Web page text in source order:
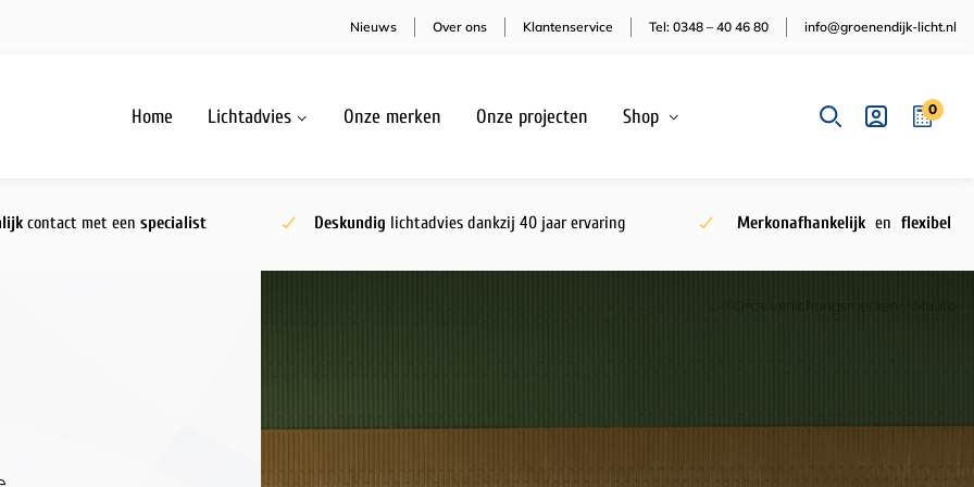
Nieuws Over ons Klantenservice Tel: 0348 – 40 46 80 info@groenendijk-licht.nl
Home Lichtadvies Onze merken Onze projecten Shop 0
contact met eenspecialist Deskundig lichtadvies dankzij 40 jaar ervaring Merkonafhankelijk en flexibel